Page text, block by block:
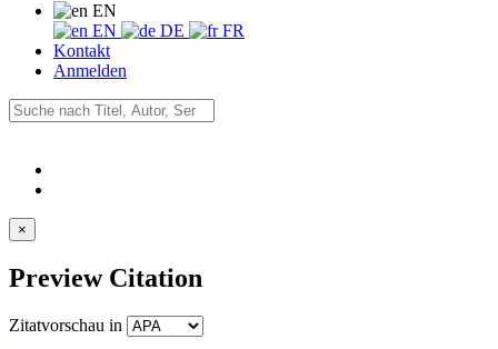
EN
EN
DE
FR
Kontakt
Anmelden
×
Preview Citation